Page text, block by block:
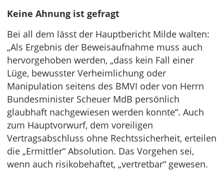
Keine Ahnung ist gefragt
Bei all dem lässt der Hauptbericht Milde walten:
„Als Ergebnis der Beweisaufnahme muss auch
hervorgehoben werden, „dass kein Fall einer
Lüge, bewusster Verheimlichung oder
Manipulation seitens des BMVI oder von Herrn
Bundesminister Scheuer MdB persönlich
glaubhaft nachgewiesen werden konnte“. Auch
zum Hauptvorwurf, dem voreiligen
Vertragsabschluss ohne Rechtssicherheit, erteilen
die „Ermittler“ Absolution. Das Vorgehen sei,
wenn auch risikobehaftet, „vertretbar“ gewesen.